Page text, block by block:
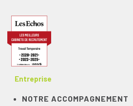
Entreprise
NOTRE ACCOMPAGNEMENT